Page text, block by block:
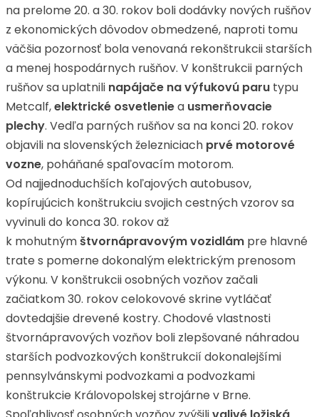
na prelome 20. a 30. rokov boli dodávky nových rušňov
z ekonomických dôvodov obmedzené, naproti tomu
väčšia pozornosť bola venovaná rekonštrukcii starších
a menej hospodárnych rušňov. V konštrukcii parných
rušňov sa uplatnili napájače na výfukovú paru typu
Metcalf,elektrické osvetleniea usmerňovacie
plechy. Vedľa parných rušňov sa na konci 20. rokov
objavili na slovenských železniciach prvé motorové
vozne, poháňané spaľovacím motorom.
Od najjednoduchších koľajových autobusov,
kopírujúcich konštrukciu svojich cestných vzorov sa
vyvinuli do konca 30. rokov až
k mohutnýmštvornápravovým vozidlám pre hlavné
trate s pomerne dokonalým elektrickým prenosom
výkonu. V konštrukcii osobných vozňov začali
začiatkom 30. rokov celokovové skrine vytláčať
dovtedajšie drevené kostry. Chodové vlastnosti
štvornápravových vozňov boli zlepšované náhradou
starších podvozkových konštrukcií dokonalejšími
pennsylvánskymi podvozkami a podvozkami
konštrukcie Královopolskej strojárne v Brne.